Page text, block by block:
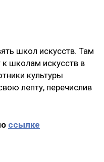
школ искусств. Там
к школам искусств в
культуры
лепту, перечислив
ссылке